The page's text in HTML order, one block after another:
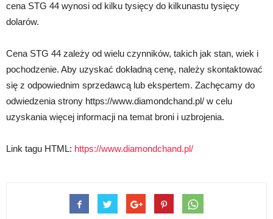
cena STG 44 wynosi od kilku tysięcy do kilkunastu tysięcy
dolarów.
Cena STG 44 zależy od wielu czynników, takich jak stan, wiek i
pochodzenie. Aby uzyskać dokładną cenę, należy skontaktować
się z odpowiednim sprzedawcą lub ekspertem. Zachęcamy do
odwiedzenia strony https://www.diamondchand.pl/ w celu
uzyskania więcej informacji na temat broni i uzbrojenia.
Link tagu HTML: https://www.diamondchand.pl/